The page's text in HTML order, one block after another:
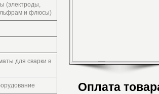
(электроды,
и флюсы)
для сварки в
Оплата